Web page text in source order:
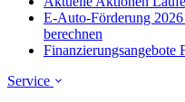
E-Auto-Förderung 2026
berechnen
Finanzierungsangebote
Service